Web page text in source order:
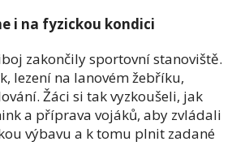
i na fyzickou kondici
zakončily sportovní stanoviště.
lezení na lanovém žebříku,
Žáci si tak vyzkoušeli, jak
a příprava vojáků, aby zvládali
výbavu a k tomu plnit zadané